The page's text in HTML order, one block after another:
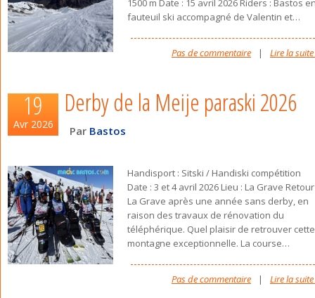
1500 m Date : 15 avril 2026 Riders : Bastos
fauteuil ski accompagné de Valentin et…
Lire la suite
|
Pas de commentaire
Derby de la Meije paraski 2026
19
Avr 2026 Par Bastos
Handisport : Sitski / Handiski compétition
Date : 3 et 4 avril 2026 Lieu : La Grave
La Grave après une année sans derby, en
raison des travaux de rénovation du
téléphérique. Quel plaisir de retrouver cette
montagne exceptionnelle. La course…
Lire la suite
|
Pas de commentaire